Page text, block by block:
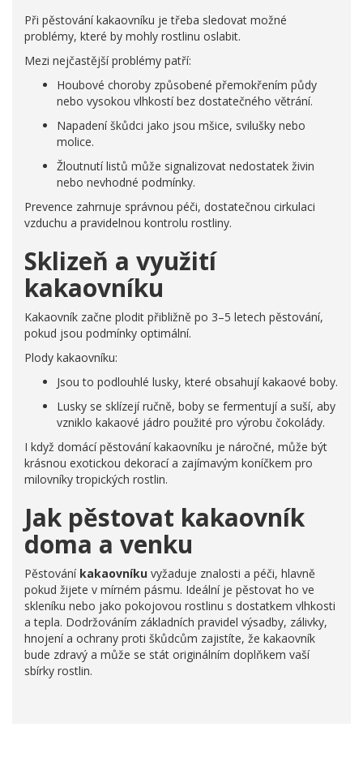
Při pěstování kakaovníku je třeba sledovat možné
problémy, které by mohly rostlinu oslabit.
Mezi nejčastější problémy patří:
Houbové choroby způsobené přemokřením půdy
nebo vysokou vlhkostí bez dostatečného větrání.
Napadení škůdci jako jsou mšice, svilušky nebo
molice.
Žloutnutí listů může signalizovat nedostatek živin
nebo nevhodné podmínky.
Prevence zahrnuje správnou péči, dostatečnou cirkulaci
vzduchu a pravidelnou kontrolu rostliny.
Sklizeň a využití
kakaovníku
Kakaovník začne plodit přibližně po 3–5 letech pěstování,
pokud jsou podmínky optimální.
Plody kakaovníku:
Jsou to podlouhlé lusky, které obsahují kakaové boby.
Lusky se sklízejí ručně, boby se fermentují a suší, aby
vzniklo kakaové jádro použité pro výrobu čokolády.
I když domácí pěstování kakaovníku je náročné, může být
krásnou exotickou dekorací a zajímavým koníčkem pro
milovníky tropických rostlin.
Jak pěstovat kakaovník
doma a venku
Pěstování kakaovníku vyžaduje znalosti a péči, hlavně
pokud žijete v mírném pásmu. Ideální je pěstovat ho ve
skleníku nebo jako pokojovou rostlinu s dostatkem vlhkosti
a tepla. Dodržováním základních pravidel výsadby, zálivky,
hnojení a ochrany proti škůdcům zajistíte, že kakaovník
bude zdravý a může se stát originálním doplňkem vaší
sbírky rostlin.